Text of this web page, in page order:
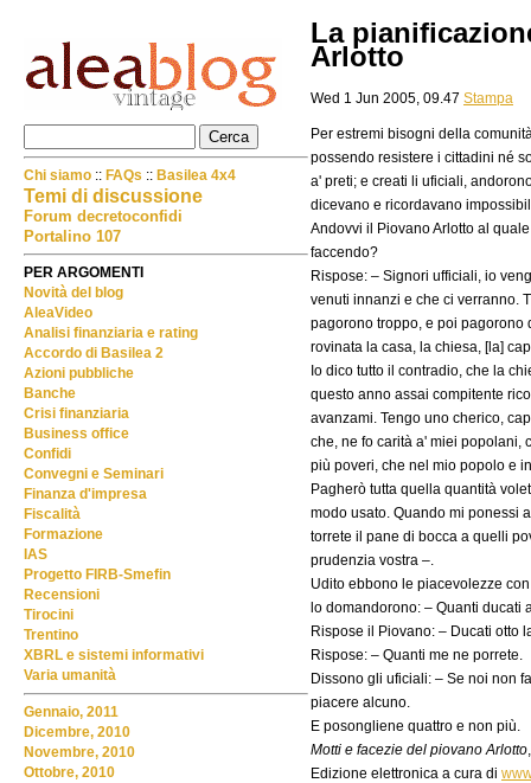
La
Arlotto
Wed 1 Jun 2005, 09.47 Stampa
Per estremi bisogni della
possendo resistere i cittadini né
a' preti; e creati li uficiali,
dicevano e ricordavano
Andovvi il Piovano Arlotto al
faccendo?
Rispose: – Signori ufficiali, io
venuti innanzi e che ci verranno.
pagorono troppo, e poi pagorono
rovinata la casa, la chiesa, [la]
Io dico tutto il contradio, che la
questo anno assai compitente
avanzami. Tengo uno cherico,
che, ne fo carità a' miei popolani,
più poveri, che nel mio popolo e
Pagherò tutta quella quantità
modo usato. Quando mi ponessi
torrete il pane di bocca a quelli
prudenzia vostra –.
Udito ebbono le piacevolezze
lo domandorono: – Quanti ducati
Rispose il Piovano: – Ducati otto
Rispose: – Quanti me ne porrete.
Dissono gli uficiali: – Se noi non
piacere alcuno.
E posongliene quattro e non più.
Motti e facezie del piovano Arlotto
Edizione elettronica a cura di
Chi siamo :: FAQs :: Basilea 4x4
Temi di discussione
Forum decretoconfidi
Portalino 107
PER ARGOMENTI
Novità del blog
AleaVideo
Analisi finanziaria e rating
Accordo di Basilea 2
Azioni pubbliche
Banche
Crisi finanziaria
Business office
Confidi
Convegni e Seminari
Finanza d'impresa
Fiscalità
Formazione
IAS
Progetto FIRB-Smefin
Recensioni
Tirocini
Trentino
XBRL e sistemi informativi
Varia umanità
Gennaio, 2011
Dicembre, 2010
Novembre, 2010
Ottobre, 2010